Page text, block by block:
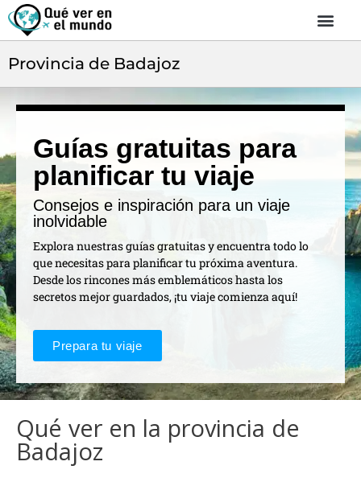
Provincia de Badajoz
Guías gratuitas para
planificar tu viaje
Consejos e inspiración para un viaje
inolvidable
Explora nuestras guías gratuitas y encuentra todo lo
que necesitas para planificar tu próxima aventura.
Desde los rincones más emblemáticos hasta los
secretos mejor guardados, ¡tu viaje comienza aquí!
Prepara tu viaje
Qué ver en la provincia de
Badajoz